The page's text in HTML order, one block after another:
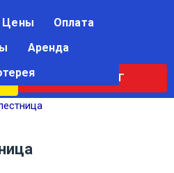
КАТАЛОГ
Цены
Оплата
Аренда